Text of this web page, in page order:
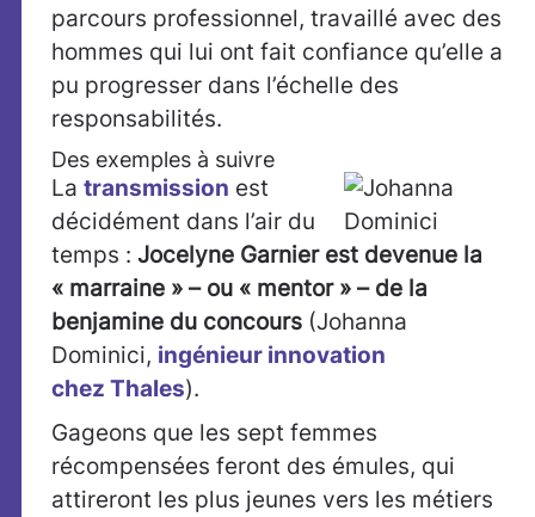
parcours professionnel, travaillé avec des
hommes qui lui ont fait confiance qu’elle a
pu progresser dans l’échelle des
responsabilités.
Des exemples à suivre
La transmission est
décidément dans l’air du
temps : Jocelyne Garnier est devenue la
« marraine » – ou « mentor » – de la
benjamine du concours (Johanna
Dominici, ingénieur innovation
chez Thales).
Gageons que les sept femmes
récompensées feront des émules, qui
attireront les plus jeunes vers les métiers